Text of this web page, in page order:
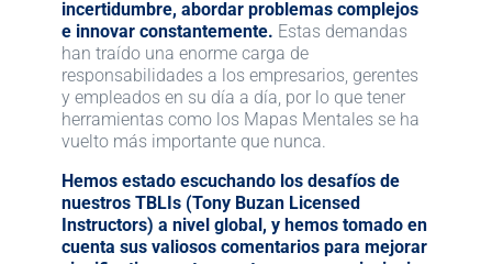
incertidumbre, abordar problemas complejos
e innovar constantemente. Estas demandas
han traído una enorme carga de
responsabilidades a los empresarios, gerentes
y empleados en su día a día, por lo que tener
herramientas como los Mapas Mentales se ha
vuelto más importante que nunca.
Hemos estado escuchando los desafíos de
nuestros TBLIs (Tony Buzan Licensed
Instructors) a nivel global, y hemos tomado en
cuenta sus valiosos comentarios para mejorar